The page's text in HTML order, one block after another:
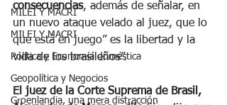
MILEI Y MACRI
MILEI Y MACRI
Política y Economía doméstica
Geopolítica y Negocios
Groenlandia, una mera distracción
consecuencias, además de señalar, en
un nuevo ataque velado al juez, que lo
que está en juego” es la libertad y la
vida de los brasileños”.
El juez de la Corte Suprema de Brasil,